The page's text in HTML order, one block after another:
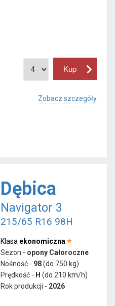
Zobacz szczegóły
Dębica
Navigator 3
215/65 R16 98H
Klasa ekonomiczna
Sezon - opony Całoroczne
Nośność - 98(do 750 kg)
Prędkość - H (do 210 km/h)
Rok produkcji - 2026